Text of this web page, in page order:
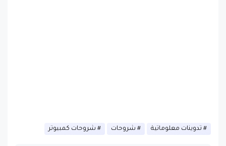
تدوينات معلوماتية شروحات شروحات كمبيوتر